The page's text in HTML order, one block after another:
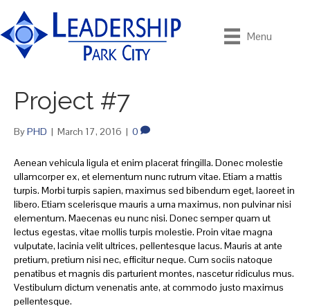
Menu
Project #7
ByPHD | March 17, 2016 | 0
Aenean vehicula ligula et enim placerat fringilla. Donec molestie
ullamcorper ex, et elementum nunc rutrum vitae. Etiam a mattis
turpis. Morbi turpis sapien, maximus sed bibendum eget, laoreet in
libero. Etiam scelerisque mauris a urna maximus, non pulvinar nisi
elementum. Maecenas eu nunc nisi. Donec semper quam ut
lectus egestas, vitae mollis turpis molestie. Proin vitae magna
vulputate, lacinia velit ultrices, pellentesque lacus. Mauris at ante
pretium, pretium nisi nec, efficitur neque. Cum sociis natoque
penatibus et magnis dis parturient montes, nascetur ridiculus mus.
Vestibulum dictum venenatis ante, at commodo justo maximus
pellentesque.